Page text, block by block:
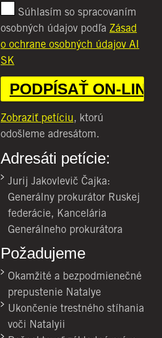
Súhlasím so spracovaním
osobných údajov podľa Zásad
o ochrane osobných údajov AI
SK
Zobraziť petíciu, ktorú
odošleme adresátom.
Adresáti petície:
Jurij Jakovlevič Čajka:
Generálny prokurátor Ruskej
federácie, Kancelária
Generálneho prokurátora
Požadujeme
Okamžité a bezpodmienečné
prepustenie Natalye
Ukončenie trestného stíhania
voči Natalyii